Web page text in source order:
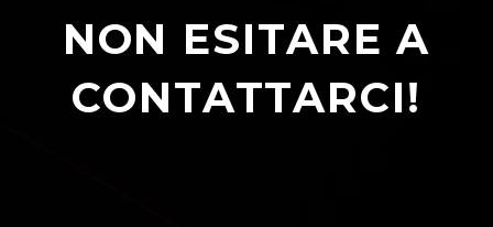
NON ESITARE A
CONTATTARCI!